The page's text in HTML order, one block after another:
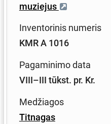
muziejus
Inventorinis numeris
KMR A 1016
Pagaminimo data
VIII–III tūkst. pr. Kr.
Medžiagos
Titnagas